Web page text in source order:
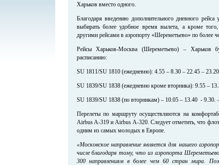
Харьков вместо одного.
Благодаря введению дополнительного дневного
выбирать более удобное время вылета, а кроме
другими рейсами в аэропорту «Шереметьево» по более
Рейсы Харьков-Москва (Шереметьево) – Харьков
расписанию:
SU 1811/SU 1810 (ежедневно): 4.55 – 8.30 – 22.45 – 23.20
SU 1839/SU 1838 (ежедневно кроме вторника): 9.55 –
SU 1839/SU 1838 (по вторникам) – 10.05 – 13.40 - 9.30.
Перелеты по маршруту осуществляются на
Airbus A-319 и Airbus A-320. Следует отметить, что
одним из самых молодых в Европе.
«Московское направление является для нашего
числе благодаря тому, что из аэропорта
300 направлениям в более чем 60 стран мира.